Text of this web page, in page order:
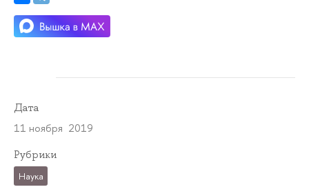
Дата
11 ноября 2019
Рубрики
Наука